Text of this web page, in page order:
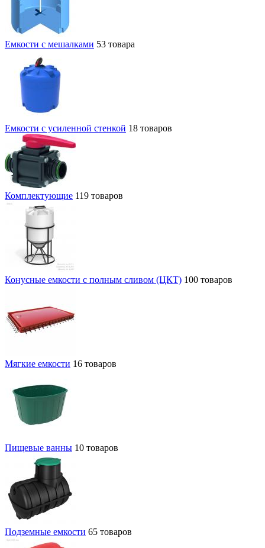
Емкости с мешалками 53 товара
Емкости с усиленной стенкой 18 товаров
Комплектующие 119 товаров
Конусные емкости с полным сливом (ЦКТ) 100 товаров
Мягкие емкости 16 товаров
Пищевые ванны 10 товаров
Подземные емкости 65 товаров